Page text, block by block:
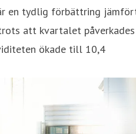
en tydlig förbättring
att kvartalet påverkades
ökade till 10,4